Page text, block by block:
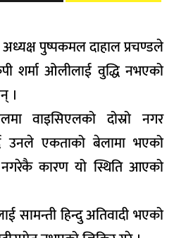
पुष्पकमल दाहाल प्रचण्डले
शर्मा ओलीलाई वुद्धि नभएको
।
वाइसिएलको दोस्रो नगर
उनले एकताको बेलामा भएको
कारण यो स्थिति आएको
सामन्ती हिन्दु अतिवादी भएको